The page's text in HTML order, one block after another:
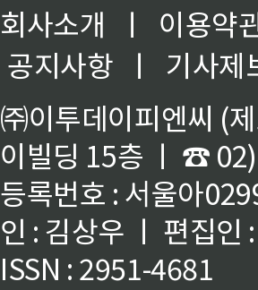
회사소개 ㅣ
이용약
공지사항
ㅣ
기사제
㈜이투데이피엔씨 (
이빌딩 15층 ㅣ ☎
등록번호 : 서울아
인 : 김상우 ㅣ 편집인
ISSN : 2951-4681